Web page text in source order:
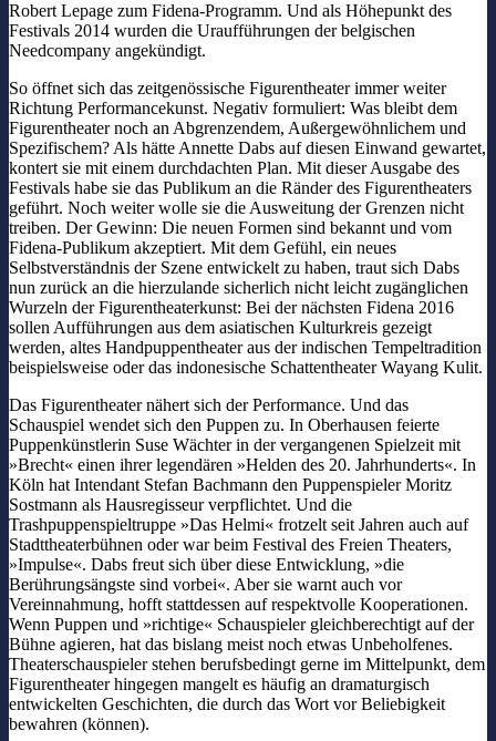
Robert Lepage zum Fidena-Programm. Und als Höhepunkt des
Festivals 2014 wurden die Uraufführungen der belgischen
Needcompany angekündigt.
So öffnet sich das zeitgenössische Figurentheater immer weiter
Richtung Performancekunst. Negativ formuliert: Was bleibt dem
Figurentheater noch an Abgrenzendem, Außergewöhnlichem und
Spezifischem? Als hätte Annette Dabs auf diesen Einwand gewartet,
kontert sie mit einem durchdachten Plan. Mit dieser Ausgabe des
Festivals habe sie das Publikum an die Ränder des Figurentheaters
geführt. Noch weiter wolle sie die Ausweitung der Grenzen nicht
treiben. Der Gewinn: Die neuen Formen sind bekannt und vom
Fidena-Publikum akzeptiert. Mit dem Gefühl, ein neues
Selbstverständnis der Szene entwickelt zu haben, traut sich Dabs
nun zurück an die hierzulande sicherlich nicht leicht zugänglichen
Wurzeln der Figurentheaterkunst: Bei der nächsten Fidena 2016
sollen Aufführungen aus dem asiatischen Kulturkreis gezeigt
werden, altes Handpuppentheater aus der indischen Tempeltradition
beispielsweise oder das indonesische Schattentheater Wayang Kulit.
Das Figurentheater nähert sich der Performance. Und das
Schauspiel wendet sich den Puppen zu. In Oberhausen feierte
Puppenkünstlerin Suse Wächter in der vergangenen Spielzeit mit
»Brecht« einen ihrer legendären »Helden des 20. Jahrhunderts«. In
Köln hat Intendant Stefan Bachmann den Puppenspieler Moritz
Sostmann als Hausregisseur verpflichtet. Und die
Trashpuppenspieltruppe »Das Helmi« frotzelt seit Jahren auch auf
Stadttheaterbühnen oder war beim Festival des Freien Theaters,
»Impulse«. Dabs freut sich über diese Entwicklung, »die
Berührungsängste sind vorbei«. Aber sie warnt auch vor
Vereinnahmung, hofft stattdessen auf respektvolle Kooperationen.
Wenn Puppen und »richtige« Schauspieler gleichberechtigt auf der
Bühne agieren, hat das bislang meist noch etwas Unbeholfenes.
Theaterschauspieler stehen berufsbedingt gerne im Mittelpunkt, dem
Figurentheater hingegen mangelt es häufig an dramaturgisch
entwickelten Geschichten, die durch das Wort vor Beliebigkeit
bewahren (können).